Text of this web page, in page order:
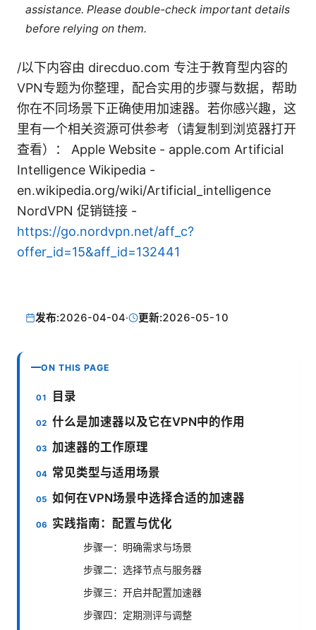
assistance. Please double-check important details
before relying on them.
/以下内容由 direcduo.com 专注于教育型内容的
VPN专题为你整理，配合实用的步骤与数据，帮助
你在不同场景下正确使用加速器。若你感兴趣，这
里有一个相关资源可供参考（请复制到浏览器打开
查看）： Apple Website - apple.com Artificial
Intelligence Wikipedia -
en.wikipedia.org/wiki/Artificial_intelligence
NordVPN 促销链接 -
https://go.nordvpn.net/aff_c?
offer_id=15&aff_id=132441
发布:2026-04-04· 更新:2026-05-10
ON THIS PAGE
目录
什么是加速器以及它在VPN中的作用
加速器的工作原理
常见类型与适用场景
如何在VPN场景中选择合适的加速器
实践指南：配置与优化
步骤一：明确需求与场景
步骤二：选择节点与服务器
步骤三：开启并配置加速器
步骤四：定期测评与调整